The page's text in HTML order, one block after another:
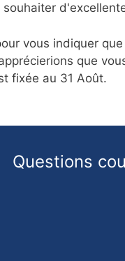
vous indiquer
que
fixée au 31 Août.
Questions